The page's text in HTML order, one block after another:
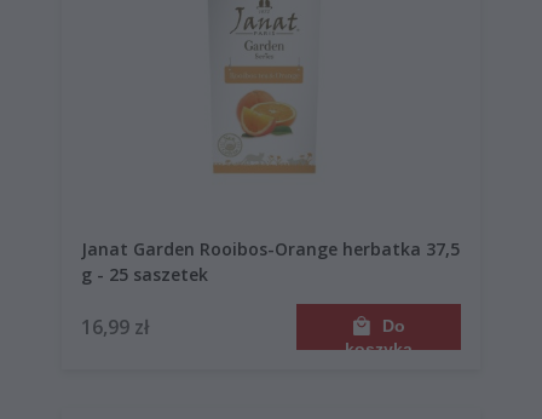
Janat Garden Rooibos-Orange herbatka 37,5
g - 25 saszetek
16,99 zł
Do
koszyka